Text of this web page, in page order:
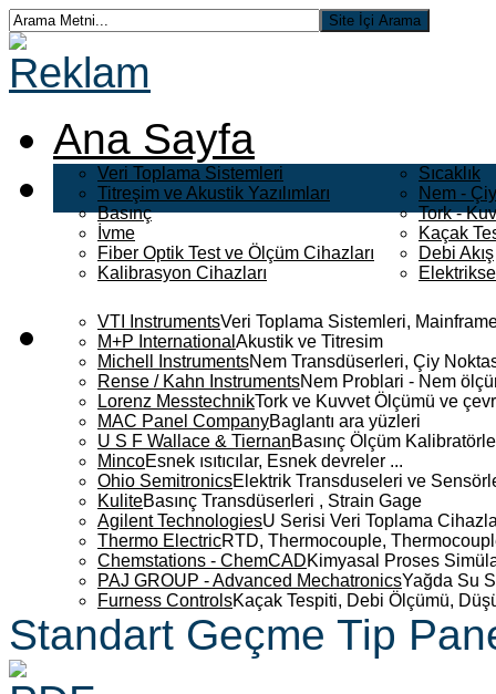
Ana Sayfa
Veri Toplama Sistemleri
Titreşim ve Akustik Yazılımları
Basınç
İvme
Fiber Optik Test ve Ölçüm Cihazları
Kalibrasyon Cihazları
Sıcaklık
Nem -
Tork -
Kaçak
Debi Akış
VTI InstrumentsVeri Toplama Sistemleri,
M+P International Akustik ve Titresim
Michell InstrumentsNem Transdüserleri, Çiy
Rense / Kahn InstrumentsNem Problari - Nem
Lorenz MesstechnikTork ve Kuvvet Ölçümü ve
MAC Panel CompanyBaglantı ara yüzleri
U S F Wallace & TiernanBasınç Ölçüm
MincoEsnek ısıtıcılar, Esnek devreler ...
Ohio SemitronicsElektrik Transduseleri ve
KuliteBasınç Transdüserleri , Strain Gage
Agilent TechnologiesU Serisi Veri Toplama
Thermo ElectricRTD, Thermocouple,
Chemstations - ChemCADKimyasal Proses
PAJ GROUP - Advanced MechatronicsYağda Su
Furness ControlsKaçak Tespiti, Debi Ölçümü,
Standart Geçme Tip